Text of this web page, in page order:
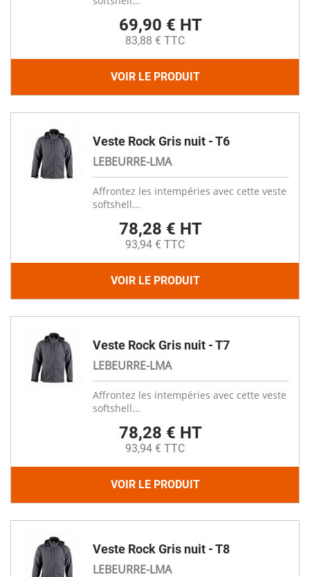
69,90 € HT
83,88 € TTC
VOIR LE PRODUIT
Veste Rock Gris nuit - T6
LEBEURRE-LMA
Affrontez les intempéries avec cette veste
softshell...
78,28 € HT
93,94 € TTC
VOIR LE PRODUIT
Veste Rock Gris nuit - T7
LEBEURRE-LMA
Affrontez les intempéries avec cette veste
softshell...
78,28 € HT
93,94 € TTC
VOIR LE PRODUIT
Veste Rock Gris nuit - T8
LEBEURRE-LMA